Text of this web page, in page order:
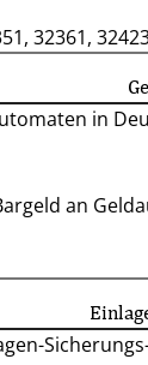
32361,
in
an